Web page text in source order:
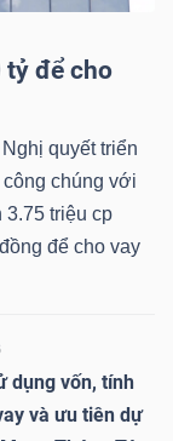
tỷ để cho
quyết triển
chúng với
3.75 triệu cp
để cho vay
dụng vốn, tính
và ưu tiên dự